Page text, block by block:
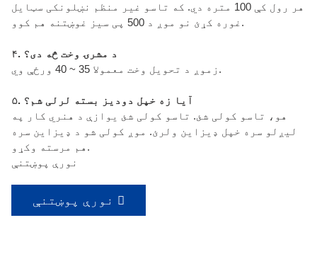
هر رول کې 100 متره دي. که تاسو غیر منظم نښلونکی سټایل
غوره کړئ نو موږ د 500 پی سیز غوښتنه هم کوو.
۴. د مشرۍ وخت څه دی؟
زموږ د تحویل وخت معمولا 35 ~ 40 ورځې وي.
۵. آیا زه خپل دودیز بسته لرلی شم؟
هو، تاسو کولی شئ. تاسو کولی شئ یوازې د هنري کار په
لیږلو سره خپل ډیزاین ولرئ. موږ کولی شو د ډیزاین سره
هم مرسته وکړو.
نورې پوښتنې
نورې پوښتنې